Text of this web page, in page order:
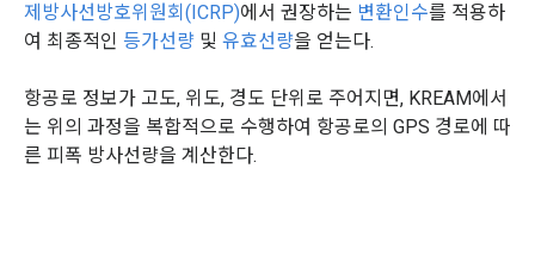
제방사선방호위원회(ICRP)에서 권장하는 변환인수를 적용하
여 최종적인 등가선량 및 유효선량을 얻는다.
항공로 정보가 고도, 위도, 경도 단위로 주어지면, KREAM에서
는 위의 과정을 복합적으로 수행하여 항공로의 GPS 경로에 따
른 피폭 방사선량을 계산한다.